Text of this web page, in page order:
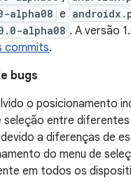
alpha08 e
alpha08 . A versão
commits.
bugs
o posicionamento
seleção entre
a diferenças de
do menu de
em todos os